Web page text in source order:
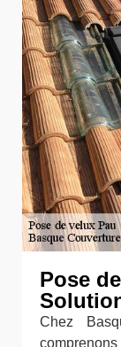
Pose
Chez